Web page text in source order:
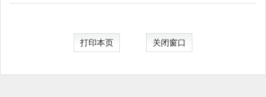
打印本页 关闭窗口